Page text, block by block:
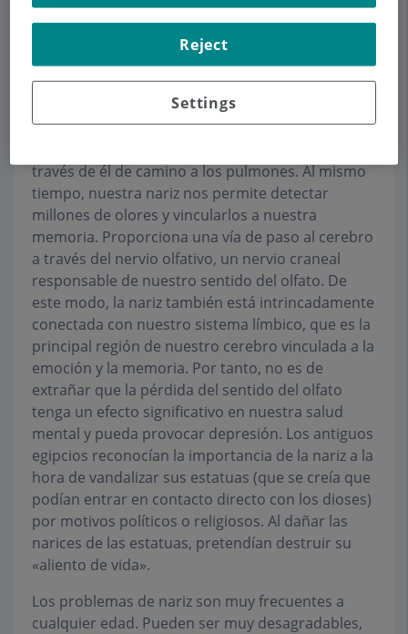
La nariz desempeña un papel central en el
sistema otorrinolaringológico, así como en el
resto del organismo. Como parte de nuestro
sistema respiratorio, su función principal es
través de él de camino a los pulmones. Al mismo
tiempo, nuestra nariz nos permite detectar
millones de olores y vincularlos a nuestra
memoria. Proporciona una vía de paso al cerebro
a través del nervio olfativo, un nervio craneal
responsable de nuestro sentido del olfato. De
este modo, la nariz también está intrincadamente
conectada con nuestro sistema límbico, que es la
principal región de nuestro cerebro vinculada a la
emoción y la memoria. Por tanto, no es de
extrañar que la pérdida del sentido del olfato
tenga un efecto significativo en nuestra salud
mental y pueda provocar depresión. Los antiguos
egipcios reconocían la importancia de la nariz a la
hora de vandalizar sus estatuas (que se creía que
podían entrar en contacto directo con los dioses)
por motivos políticos o religiosos. Al dañar las
narices de las estatuas, pretendían destruir su
«aliento de vida».
Los problemas de nariz son muy frecuentes a
cualquier edad. Pueden ser muy desagradables,
Settings
Reject